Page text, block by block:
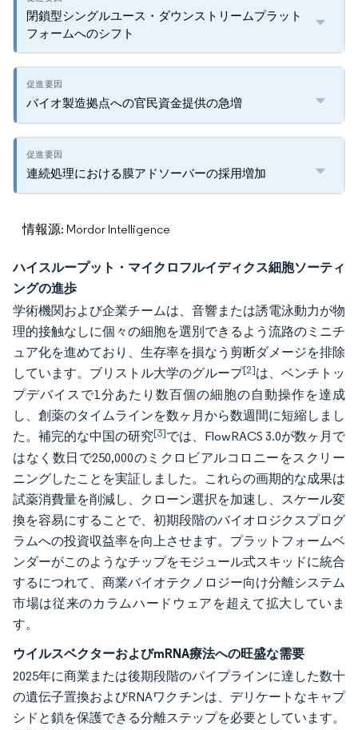
閉鎖型シングルユース・ダウンストリームプラット
フォームへのシフト
バイオ製造拠点への官民資金提供の急増
連続処理における膜アドソーバーの採用増加
情報源: Mordor Intelligence
ハイスループット・マイクロフルイディクス細胞ソーティ
ングの進歩
学術機関および企業チームは、音響または誘電泳動力が物
理的接触なしに個々の細胞を選別できるよう流路のミニチ
ュア化を進めており、生存率を損なう剪断ダメージを排除
しています。ブリストル大学のグループ[2]は、ベンチトッ
プデバイスで1分あたり数百個の細胞の自動操作を達成
し、創薬のタイムラインを数ヶ月から数週間に短縮しまし
た。補完的な中国の研究[3]では、FlowRACS 3.0が数ヶ月で
はなく数日で250,000のミクロビアルコロニーをスクリー
ニングしたことを実証しました。これらの画期的な成果は
試薬消費量を削減し、クローン選択を加速し、スケール変
換を容易にすることで、初期段階のバイオロジクスプログ
ラムへの投資収益率を向上させます。プラットフォームベ
ンダーがこのようなチップをモジュール式スキッドに統合
するにつれて、商業バイオテクノロジー向け分離システム
市場は従来のカラムハードウェアを超えて拡大していま
す。
ウイルスベクターおよびmRNA療法への旺盛な需要
2025年に商業または後期段階のパイプラインに達した数十
の遺伝子置換およびRNAワクチンは、デリケートなキャプ
シドと鎖を保護できる分離ステップを必要としています。